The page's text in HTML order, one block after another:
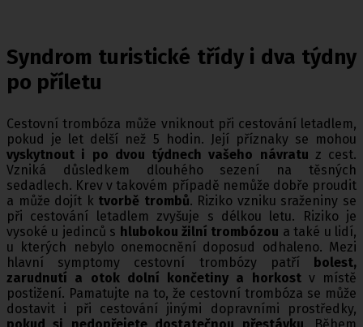
Syndrom turistické třídy i dva týdny
po příletu
Cestovní trombóza může vniknout při cestování letadlem,
pokud je let delší než 5 hodin. Její příznaky se mohou
vyskytnout i po dvou týdnech vašeho návratu z cest.
Vzniká důsledkem dlouhého sezení na těsných
sedadlech. Krev v takovém případě nemůže dobře proudit
a může dojít k tvorbě trombů. Riziko vzniku sraženiny se
při cestování letadlem zvyšuje s délkou letu.
Riziko je
vysoké u jedinců s hlubokou žilní trombózou a také u lidí,
u kterých nebylo onemocnění doposud odhaleno. Mezi
hlavní symptomy cestovní trombózy patří bolest,
zarudnutí a otok dolní končetiny a horkostv místě
postižení. Pamatujte na to, že cestovní trombóza se může
dostavit i při cestování jinými dopravními prostředky,